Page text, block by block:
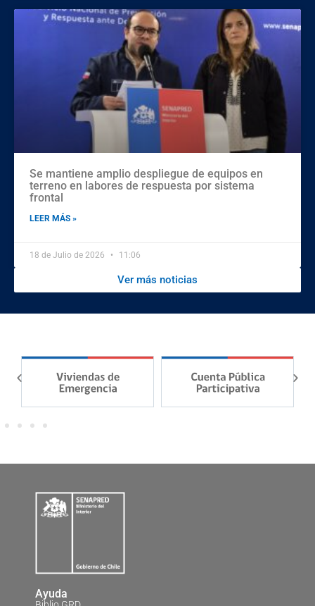
Se mantiene amplio despliegue de equipos en
terreno en labores de respuesta por sistema
frontal
LEER MÁS »
18 de Julio de 2026 11:06
Ver más noticias
Ayuda